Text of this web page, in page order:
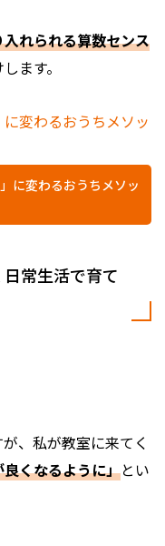
れられる算数センス
ます。
に変わるおうちメソッ
常生活で育て
、私が教室に来てく
くなるように」とい